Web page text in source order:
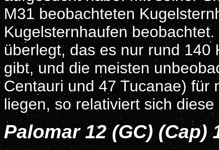
M31 beobachteten
Kugelsternhaufen
überlegt, das es nur rund
gibt, und die meisten
Centauri und 47 Tucanae) für
liegen, so relativiert sich diese
Palomar 12 (GC) (Cap)